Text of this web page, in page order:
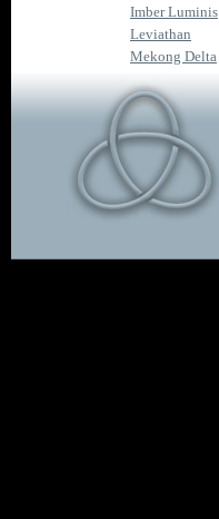
Imber Luminis
Leviathan
Mekong Delta